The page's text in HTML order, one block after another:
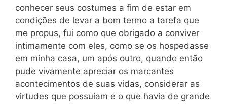
conhecer seus costumes a fim de estar em
condições de levar a bom termo a tarefa que
me propus, fui como que obrigado a conviver
intimamente com eles, como se os hospedasse
em minha casa, um após outro, quando então
pude vivamente apreciar os marcantes
acontecimentos de suas vidas, considerar as
virtudes que possuíam e o que havia de grande